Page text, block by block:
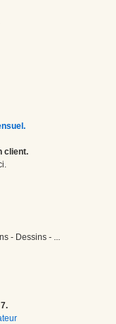
client.
- Dessins - ...